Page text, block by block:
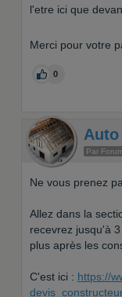
l'etre ici que
Merci pour votre
0
Par
Ne vous prenez
Allez dans la
recevrez jusqu'à
plus après les
C'est ici : https://